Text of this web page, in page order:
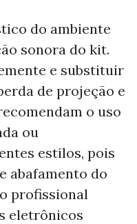
do ambiente
sonora do kit.
e substituir
de projeção e
o uso
ou
estilos, pois
abafamento do
profissional
eletrônicos